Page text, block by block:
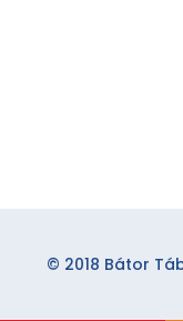
© 2018 Bátor